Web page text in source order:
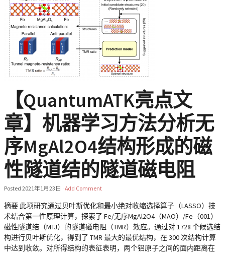
【QuantumATK亮点文
章】机器学习方法分析无
序MgAl2O4结构形成的磁
性隧道结的隧道磁电阻
Posted 2021年1月23日 · Add Comment
摘要 此项研究通过贝叶斯优化和最小绝对收缩选择算子（LASSO）技
术结合第一性原理计算，探索了 Fe/无序MgAl2O4（MAO）/Fe（001）
磁性隧道结（MTJ）的隧道磁电阻（TMR）效应。通过对 1728 个候选结
构进行贝叶斯优化，得到了 TMR 最大的最优结构，在 300 次结构计算
中达到收敛。对所得结构的表征表明，两个铝原子之间的面内距离在